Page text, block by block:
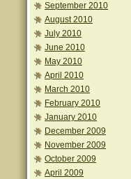
September 2010
August 2010
July 2010
June 2010
May 2010
April 2010
March 2010
February 2010
January 2010
December 2009
November 2009
October 2009
April 2009